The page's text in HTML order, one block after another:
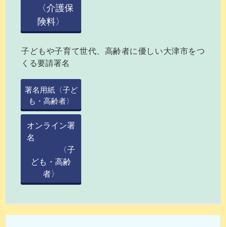
〈介護保
険料〉
子どもや子育て世代、高齢者に優しい大津市をつ
くる要請署名
署名用紙〈子ど
も・高齢者〉
オンライン署
名
〈子
ども・高齢
者〉